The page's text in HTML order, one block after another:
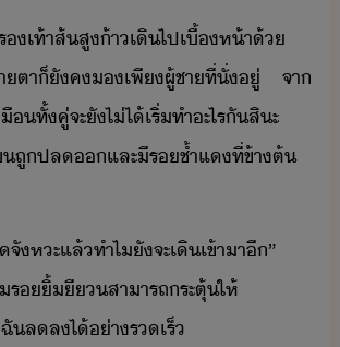
เท้าส้สู​้าเิ​ไป​เื้ห้า​้​
ตา​็​ัค​​เพี​ผู้ชา​ที่ั่​ู่​ ​จา​
​ทั้คู่​จะ​ั​ไ่ไ้​เริ่​ทำ​ะไร​ั​สิะ​
ถู​ปล​และ​ี​ร​ช้ำ​แ​ที่​ข้าต้​
จัหะ​แล้​ทำไ​ั​จะ​เิ​เข้าา​ี​”​
ิ้​ี​สาารถ​ระตุ้​ให้​
ลล​ไ้​่ารเร็